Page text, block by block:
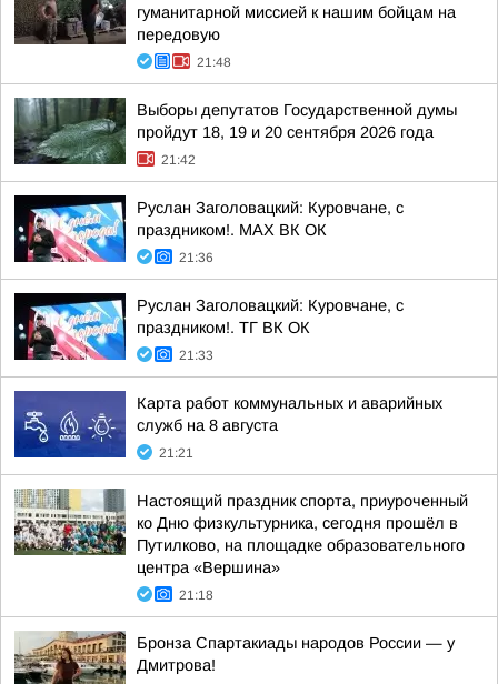
гуманитарной миссией к нашим бойцам на
передовую
21:48
Выборы депутатов Государственной думы
пройдут 18, 19 и 20 сентября 2026 года
21:42
Руслан Заголовацкий: Куровчане, с
праздником!. MAX ВК ОК
21:36
Руслан Заголовацкий: Куровчане, с
праздником!. ТГ ВК ОК
21:33
Карта работ коммунальных и аварийных
служб на 8 августа
21:21
Настоящий праздник спорта, приуроченный
ко Дню физкультурника, сегодня прошёл в
Путилково, на площадке образовательного
центра «Вершина»
21:18
Бронза Спартакиады народов России — у
Дмитрова!